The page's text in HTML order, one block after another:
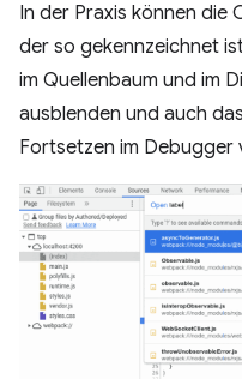
In der Praxis können die
der so gekennzeichnet
im Quellenbaum und im
ausblenden und auch
Fortsetzen im Debugger